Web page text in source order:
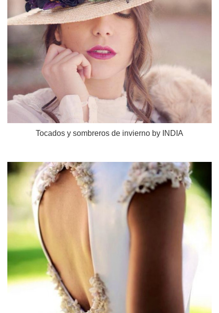
Tocados y sombreros de invierno by INDIA